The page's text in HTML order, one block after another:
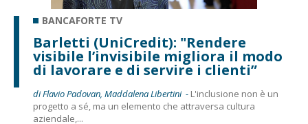
BANCAFORTE TV
Barletti (UniCredit): "Rendere
visibile l’invisibile migliora il modo
di lavorare e di servire i clienti”
di Flavio Padovan, Maddalena Libertini - L'inclusione non è un
progetto a sé, ma un elemento che attraversa cultura
aziendale,...